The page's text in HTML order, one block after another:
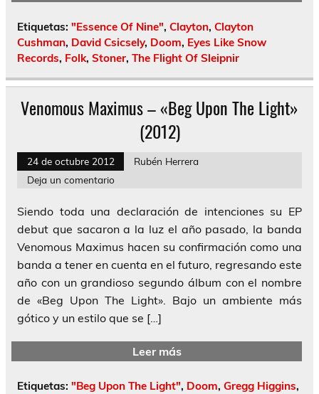
Etiquetas: "Essence Of Nine", Clayton, Clayton
Cushman, David Csicsely, Doom, Eyes Like Snow
Records, Folk, Stoner, The Flight Of Sleipnir
Venomous Maximus – «Beg Upon The Light»
(2012)
24 de octubre 2012
Rubén Herrera
Deja un comentario
Siendo toda una declaración de intenciones su EP
debut que sacaron a la luz el año pasado, la banda
Venomous Maximus hacen su confirmación como una
banda a tener en cuenta en el futuro, regresando este
año con un grandioso segundo álbum con el nombre
de «Beg Upon The Light». Bajo un ambiente más
gótico y un estilo que se […]
Leer más
Etiquetas: "Beg Upon The Light", Doom, Gregg Higgins,